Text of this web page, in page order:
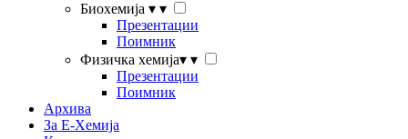
Биохемија ▾ ▾
Презентации
Поимник
Физичка хемија▾ ▾
Презентации
Поимник
Архива
За Е-Хемија